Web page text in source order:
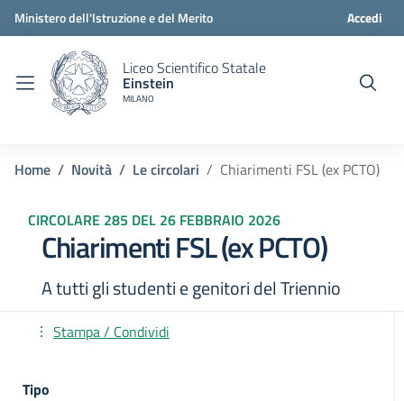
Ministero dell'Istruzione e del Merito Accedi
Liceo Scientifico Statale
Einstein
MILANO
Home Novità Le circolari Chiarimenti FSL (ex PCTO)
CIRCOLARE 285 DEL 26 FEBBRAIO 2026
Chiarimenti FSL (ex PCTO)
A tutti gli studenti e genitori del Triennio
Stampa / Condividi
Tipo